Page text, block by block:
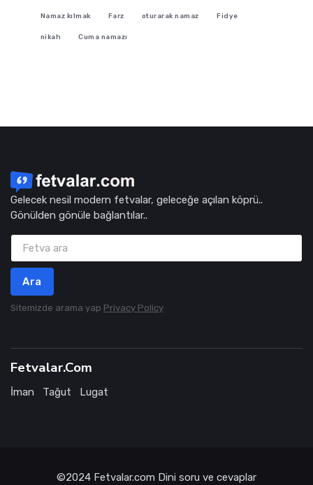
Namaz kılmak Farz oturarak namaz Fidye
nikah Cuma namazı
Gelecek nesil modern fetvalar, geleceğe açılan köprü..
Gönülden gönüle bağlantılar..
Ara
Sitemizde arama yap Privacy Policy
Fetvalar.Com
İman Tağut Lugat
©2024 Fetvalar.com Dini soru ve cevaplar